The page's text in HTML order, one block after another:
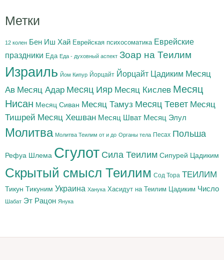
Метки
12 колен Бен Иш Хай Еврейская психосоматика Еврейские
праздники Еда Еда - духовный аспект Зоар на Теилим
Израиль Йом Кипур Йорцайт Йорцайт Цадиким Месяц
Ав Месяц Адар Месяц Ияр Месяц Кислев Месяц
Нисан Месяц Сиван Месяц Тамуз Месяц Тевет Месяц
Тишрей Месяц Хешван Месяц Шват Месяц Элул
Молитва Молитва Теилим от и до Органы тела Песах Польша
Рефуа Шлема Сгулот Сила Теилим Сипурей Цадиким
Скрытый смысл Теилим Сод Тора ТЕИЛИМ
Тикун Тикуним Украина Ханука Хасидут на Теилим Цадиким Число
Шабат Эт Рацон Янука